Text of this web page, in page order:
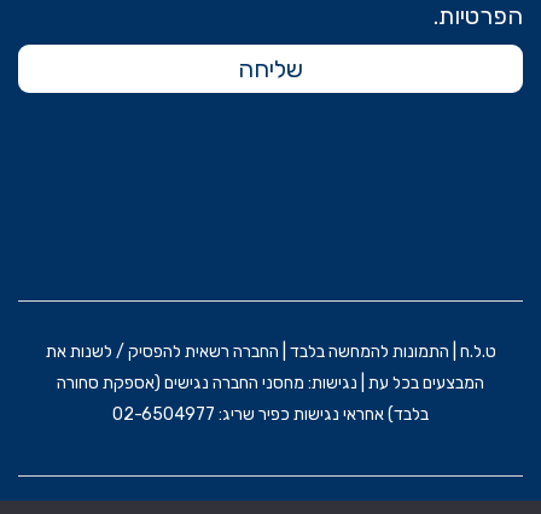
הפרטיות.
שליחה
ט.ל.ח | התמונות להמחשה בלבד | החברה רשאית להפסיק / לשנות את
המבצעים בכל עת | נגישות: מחסני החברה נגישים (אספקת סחורה
בלבד) אחראי נגישות כפיר שריג: 02-6504977